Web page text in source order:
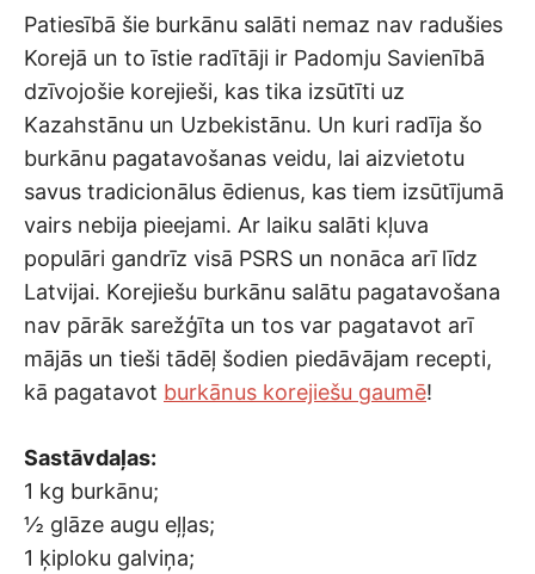
Patiesībā šie burkānu salāti nemaz nav radušies
Korejā un to īstie radītāji ir Padomju Savienībā
dzīvojošie korejieši, kas tika izsūtīti uz
Kazahstānu un Uzbekistānu. Un kuri radīja šo
burkānu pagatavošanas veidu, lai aizvietotu
savus tradicionālus ēdienus, kas tiem izsūtījumā
vairs nebija pieejami. Ar laiku salāti kļuva
populāri gandrīz visā PSRS un nonāca arī līdz
Latvijai. Korejiešu burkānu salātu pagatavošana
nav pārāk sarežģīta un tos var pagatavot arī
mājās un tieši tādēļ šodien piedāvājam recepti,
kā pagatavot burkānus korejiešu gaumē!
Sastāvdaļas:
1 kg burkānu;
½ glāze augu eļļas;
1 ķiploku galviņa;